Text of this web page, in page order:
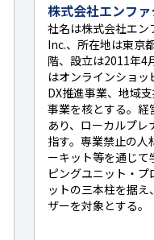
株式会社エンフ
社名は株式会社エ
Inc.、所在地は東京
階、設立は2011年4
はオンラインショッ
DX推進事業、地域
事業を核とする。経
あり、ローカルプ
指す。専業禁止の人
ーキット等を通じ
ピングユニット・
ットの三本柱を据
ザーを対象とする。